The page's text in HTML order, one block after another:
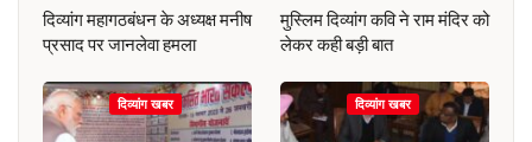
दिव्यांग महागठबंधन के अध्यक्ष मनीष
प्रसाद पर जानलेवा हमला
मुस्लिम दिव्यांग कवि ने राम मंदिर को
लेकर कही बड़ी बात
दिव्यांग खबर दिव्यांग खबर